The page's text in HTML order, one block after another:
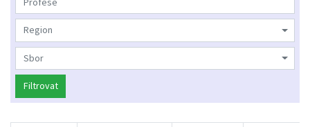
Region
Sbor
Filtrovat